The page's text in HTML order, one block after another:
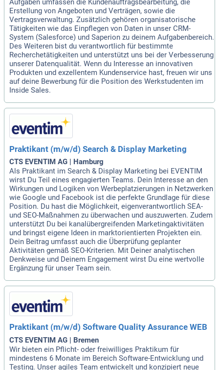
Aufgaben umfassen die Kundenauftragsbearbeitung, die
Erstellung von Angeboten und Verträgen, sowie die
Vertragsverwaltung. Zusätzlich gehören organisatorische
Tätigkeiten wie das Einpflegen von Daten in unser CRM-
System (Salesforce) und Saperion zu deinem Aufgabenbereich.
Des Weiteren bist du verantwortlich für bestimmte
Recherchetätigkeiten und unterstützt uns bei der Verbesserung
unserer Datenqualität. Wenn du Interesse an innovativen
Produkten und exzellentem Kundenservice hast, freuen wir uns
auf deine Bewerbung für die Position des Werkstudenten im
Inside Sales.
Praktikant (m/w/d) Search & Display Marketing
CTS EVENTIM AG | Hamburg
Als Praktikant im Search & Display Marketing bei EVENTIM
wirst Du Teil eines engagierten Teams. Dein Interesse an den
Wirkungen und Logiken von Werbeplatzierungen in Netzwerken
wie Google und Facebook ist die perfekte Grundlage für diese
Position. Du hast die Möglichkeit, eigenverantwortlich SEA-
und SEO-Maßnahmen zu überwachen und auszuwerten. Zudem
unterstützt Du bei kanalübergreifenden Marketingaktivitäten
und bringst eigene Ideen in marktorientierten Projekten ein.
Dein Beitrag umfasst auch die Überprüfung geplanter
Aktivitäten gemäß SEO-Kriterien. Mit Deiner analytischen
Denkweise und Deinem Engagement wirst Du eine wertvolle
Ergänzung für unser Team sein.
Praktikant (m/w/d) Software Quality Assurance WEB
CTS EVENTIM AG | Bremen
Wir bieten ein Pflicht- oder freiwilliges Praktikum für
mindestens 6 Monate im Bereich Software-Entwicklung und
Testing. Unser agiles Team entwickelt und konzipiert neue